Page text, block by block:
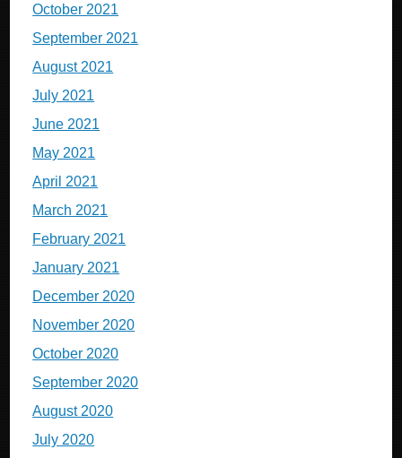
October 2021
September 2021
August 2021
July 2021
June 2021
May 2021
April 2021
March 2021
February 2021
January 2021
December 2020
November 2020
October 2020
September 2020
August 2020
July 2020